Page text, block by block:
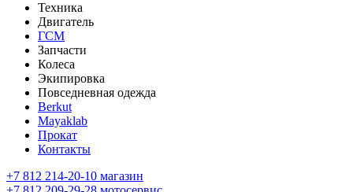
Техника
Двигатель
ГСМ
Запчасти
Колеса
Экипировка
Повседневная одежда
Berkut
Mayaklab
Прокат
Контакты
+7 812 214-20-10 магазин